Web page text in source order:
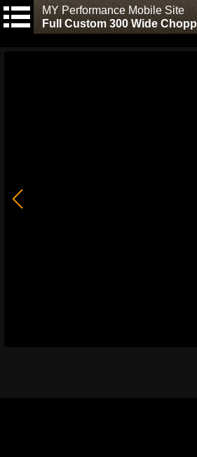
MY Performance Mobile Site
Full Custom 300 Wide